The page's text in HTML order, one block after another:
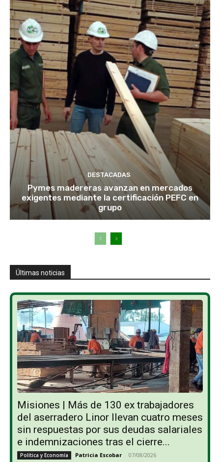
DESTACADAS
Pymes madereras avanzan en mercados
exigentes mediante la certificación PEFC en
grupo
Últimas noticias
Misiones | Más de 130 ex trabajadores
del aserradero Linor llevan cuatro meses
sin respuestas por sus deudas salariales
e indemnizaciones tras el cierre...
Política y Economía Patricia Escobar - 07/08/2026